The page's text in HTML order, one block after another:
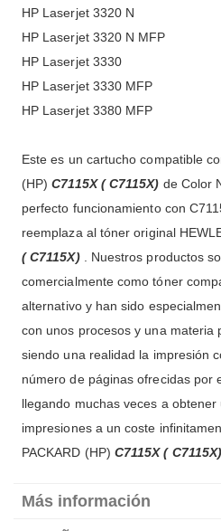
HP Laserjet 3320 N
HP Laserjet 3320 N MFP
HP Laserjet 3330
HP Laserjet 3330 MFP
HP Laserjet 3380 MFP
Este es un cartucho compatible
(HP) C7115X ( C7115X) de Color
perfecto funcionamiento con
reemplaza al tóner original
( C7115X) . Nuestros productos
comercialmente como tóner
alternativo y han sido
con unos procesos y una materia
siendo una realidad la impresión
número de páginas ofrecidas por
llegando muchas veces a
impresiones a un coste
PACKARD (HP) C7115X (
Más información